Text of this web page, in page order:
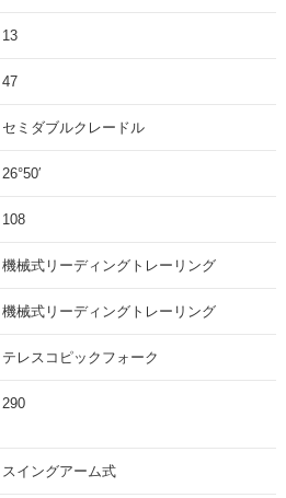
13
47
セミダブルクレードル
26°50′
108
機械式リーディングトレーリング
機械式リーディングトレーリング
テレスコピックフォーク
290
スイングアーム式